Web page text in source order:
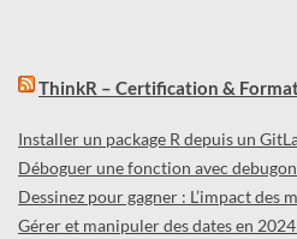
ThinkR – Certification &
Installer un package R depuis un
Déboguer une fonction avec
Dessinez pour gagner : L’impact des
Gérer et manipuler des dates en